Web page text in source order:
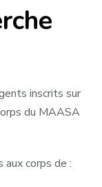
inscrits sur
du MAASA
aux corps de :